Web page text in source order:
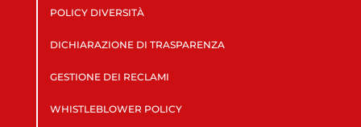
POLICY DIVERSITÀ
DICHIARAZIONE DI TRASPARENZA
GESTIONE DEI RECLAMI
WHISTLEBLOWER POLICY